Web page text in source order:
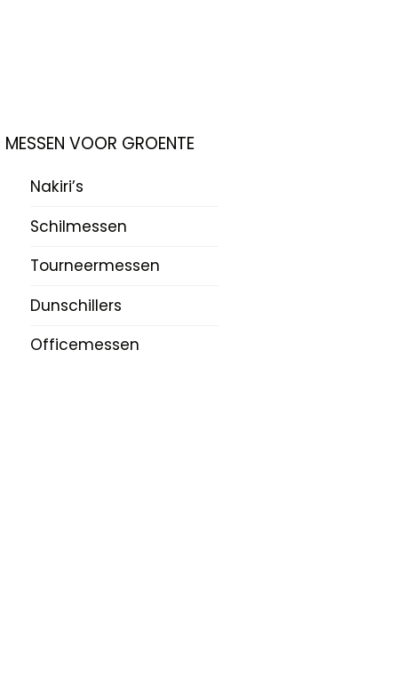
MESSEN VOOR GROENTE
Nakiri’s
Schilmessen
Tourneermessen
Dunschillers
Officemessen